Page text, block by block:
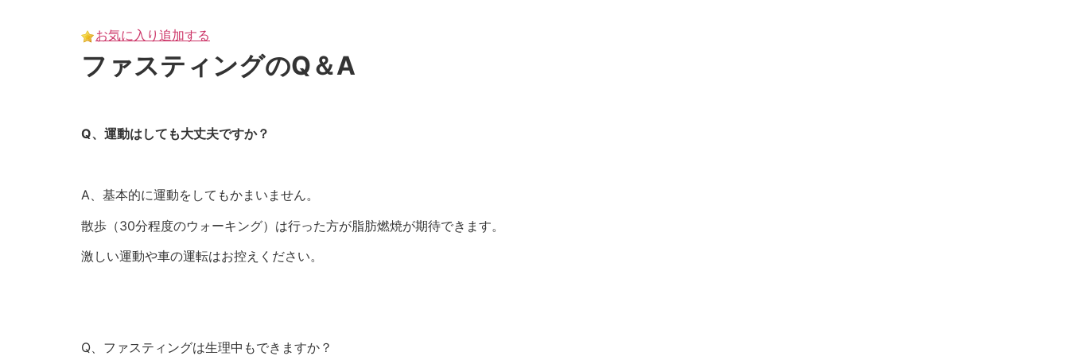
お気に入り追加する
ファスティングのQ＆A
Q、運動はしても大丈夫ですか？
A、基本的に運動をしてもかまいません。
散歩（30分程度のウォーキング）は行った方が脂肪燃焼が期待できます。
激しい運動や車の運転はお控えください。
Q、ファスティングは生理中もできますか？